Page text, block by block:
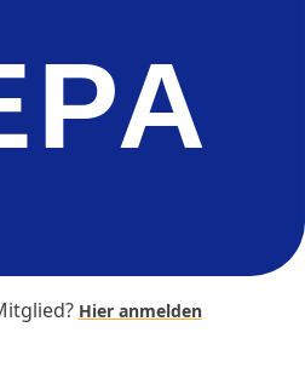
Hier anmelden